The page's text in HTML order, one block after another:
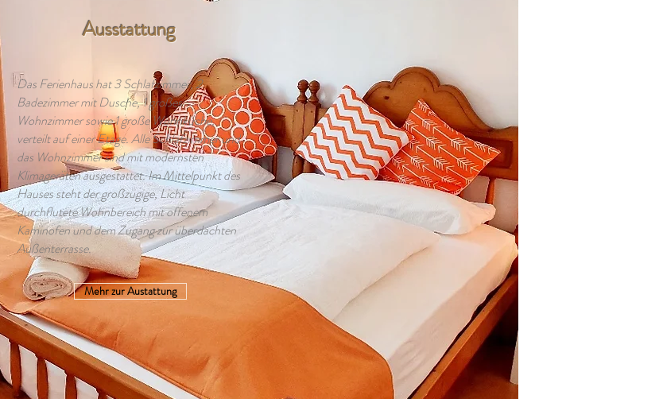
Ausstattung
Das Ferienhaus hat 3 Schlafzimmer, 2
Badezimmer mit Dusche, 1 großes
Wohnzimmer sowie 1 große Wohnküche,
verteilt auf einer Etage. Alle Schlafzimmer und
das Wohnzimmer sind mit modernsten
Klimageräten ausgestattet. Im Mittelpunkt des
Hauses steht der großzügige, Licht
durchflutete Wohnbereich mit offenem
Kaminofen und dem Zugang zur überdachten
Außenterrasse.
Mehr zur Austattung